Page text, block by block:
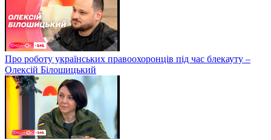
Про роботу українських правоохоронців під час блекауту –
Олексій Білошицький